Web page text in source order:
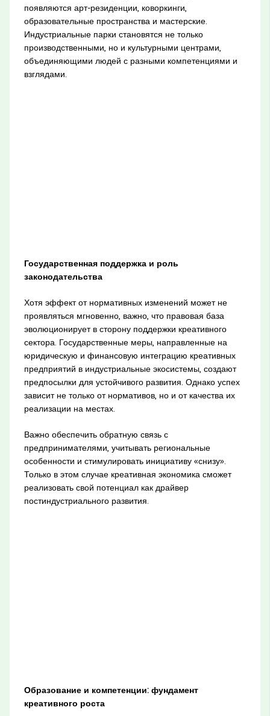
появляются арт-резиденции, коворкинги,
образовательные пространства и мастерские.
Индустриальные парки становятся не только
производственными, но и культурными центрами,
объединяющими людей с разными компетенциями и
взглядами.
Государственная поддержка и роль
законодательства
Хотя эффект от нормативных изменений может не
проявляться мгновенно, важно, что правовая база
эволюционирует в сторону поддержки креативного
сектора. Государственные меры, направленные на
юридическую и финансовую интеграцию креативных
предприятий в индустриальные экосистемы, создают
предпосылки для устойчивого развития. Однако успех
зависит не только от нормативов, но и от качества их
реализации на местах.
Важно обеспечить обратную связь с
предпринимателями, учитывать региональные
особенности и стимулировать инициативу «снизу».
Только в этом случае креативная экономика сможет
реализовать свой потенциал как драйвер
постиндустриального развития.
Образование и компетенции: фундамент
креативного роста